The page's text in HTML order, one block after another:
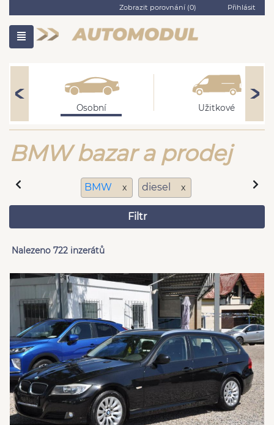
Zobrazit porovnání (0) Přihlásit
Osobní Užitkové
BMW bazar a prodej
BMW x diesel x
Filtr
Nalezeno 722 inzerátů